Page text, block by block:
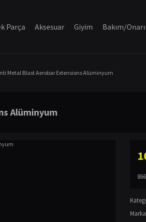
Parça Aksesuar Giyim Bakım/
Metal Blast Aerobar Extensions Alüminyum
Alüminyum
Marka